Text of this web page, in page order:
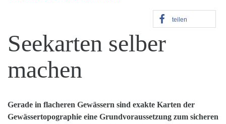
teilen
Seekarten selber
machen
Gerade in flacheren Gewässern sind exakte Karten der
Gewässertopographie eine Grundvoraussetzung zum sicheren